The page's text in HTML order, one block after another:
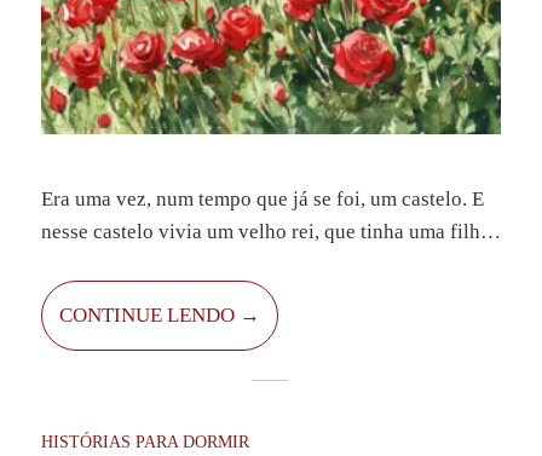
Era uma vez, num tempo que já se foi, um castelo. E
nesse castelo vivia um velho rei, que tinha uma filha.
controlar o tempo. A princesa guardava esse dom
com muito cuidado e, por muito tempo, não quis
CONTINUE LENDO →
HISTÓRIAS PARA DORMIR